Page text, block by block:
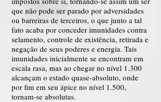
que não pode ser parado por adversidades
ou barreiras de terceiros, o que junto a tal
fato acaba por conceder imunidades contra
selamento, controle de existência, retirada e
negação de seus poderes e energia. Tais
imunidades inicialmente se encontram em
escala rasa, mas ao chegar no nível 1.300
alcançam o estado quase-absoluto, onde
por fim em seu ápice no nível 1.500,
tornam-se absolutas.